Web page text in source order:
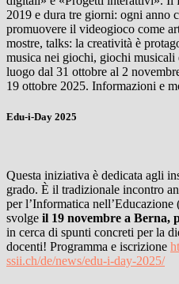
2019 e dura tre giorni: ogni anno
promuovere il videogioco come
mostre, talks: la creatività è
musica nei giochi, giochi musicali
luogo dal 31 ottobre al 2
19 ottobre 2025. Informazioni e
Edu-i-Day 2025
Questa iniziativa è dedicata agli
grado. È il tradizionale incontro
per l’Informatica
svolge il 19 novembre a Berna,
in cerca di spunti concreti per la
docenti! Programma e iscrizione
ssii.ch/de/news/edu-i-day-2025/